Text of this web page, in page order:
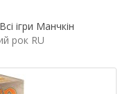
Всі ігри Манчкін
рок RU